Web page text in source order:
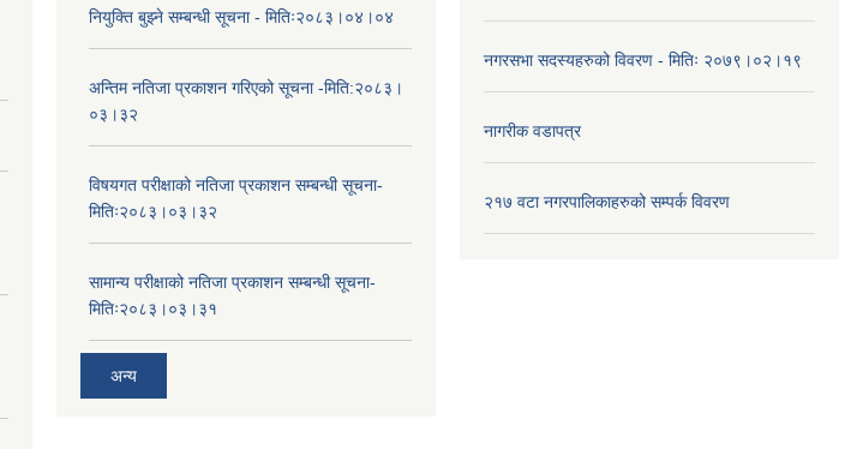
नियुक्ति बुझ्ने सम्बन्धी सूचना - मितिः२०८३।०४।०४
अन्तिम नतिजा प्रकाशन गरिएको सूचना -मिति:२०८३।
०३।३२
विषयगत परीक्षाको नतिजा प्रकाशन सम्बन्धी सूचना-
मितिः२०८३।०३।३२
सामान्य परीक्षाको नतिजा प्रकाशन सम्बन्धी सूचना-
मितिः२०८३।०३।३१
अन्य
नगरसभा सदस्यहरुको विवरण - मितिः २०७९।०२।१९
नागरीक वडापत्र
२१७ वटा नगरपालिकाहरुको सम्पर्क विवरण